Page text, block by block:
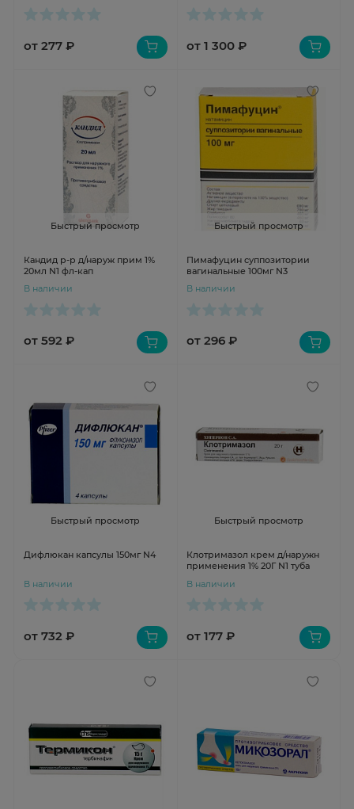
от 277 ₽ от 1 300 ₽
Быстрый просмотр
Кандид р-р д/наруж прим 1%
20мл N1 фл-кап
В наличии
от 592 ₽
Быстрый просмотр
Пимафуцин суппозитории
вагинальные 100мг N3
В наличии
от 296 ₽
Быстрый просмотр
Дифлюкан капсулы 150мг N4
В наличии
от 732 ₽
Быстрый просмотр
Клотримазол крем д/наружн
применения 1% 20Г N1 туба
В наличии
от 177 ₽